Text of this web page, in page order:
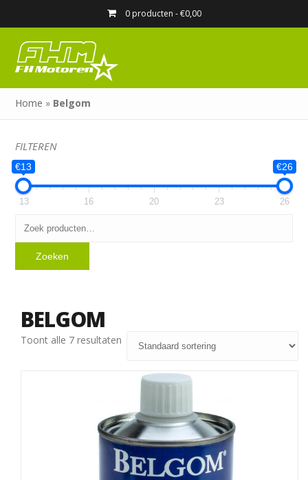
0 producten -€0,00
Home » Belgom
FILTEREN
€13 €26
13 16 20 23 26
Zoeken
naar:
Zoeken
BELGOM
Toont alle 7 resultaten